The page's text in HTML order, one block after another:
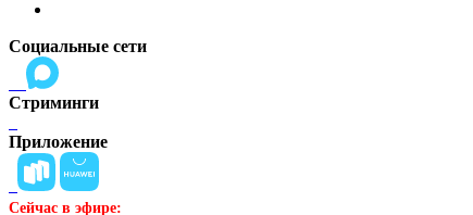
Социальные сети
Стриминги
Приложение
Сейчас в эфире: